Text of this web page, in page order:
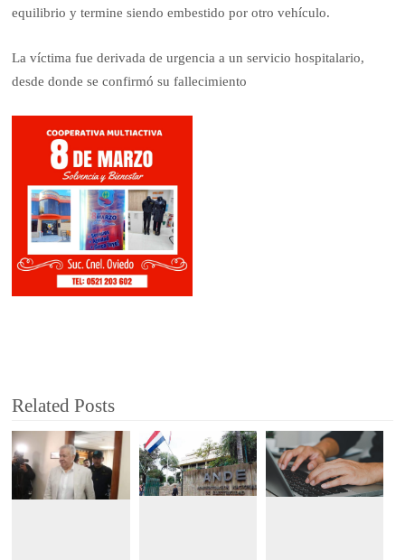
equilibrio y termine siendo embestido por otro vehículo.
La víctima fue derivada de urgencia a un servicio hospitalario,
desde donde se confirmó su fallecimiento
Related Posts